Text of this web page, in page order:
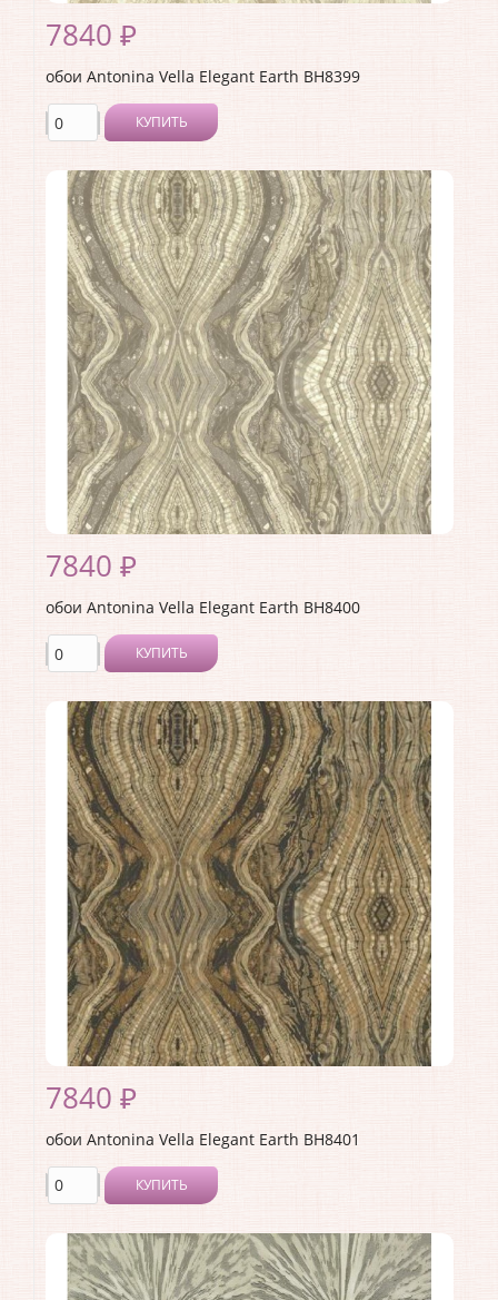
7840 ₽
обои Antonina Vella Elegant Earth BH8399
КУПИТЬ
Производитель:Antonina Vella
Коллекция:Elegant Earth
Длина рулона:8.23
Ширина рулона:0.68
Материал покрытия:Без покрытия
Страна:США
Материал основы:Бумага
Раппорт:<>
7840 ₽
обои Antonina Vella Elegant Earth BH8400
КУПИТЬ
Коллекция:Elegant Earth
Длина рулона:8.23
Ширина рулона:0.68
Материал покрытия:Без покрытия
Страна:США
Материал основы:Бумага
Раппорт:<>
7840 ₽
обои Antonina Vella Elegant Earth BH8401
КУПИТЬ
Производитель:Antonina Vella
Коллекция:Elegant Earth
Длина рулона: 8.23
Ширина рулона:0.68